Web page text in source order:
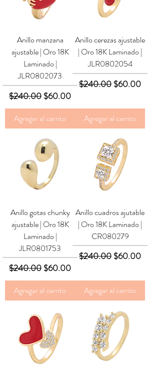
Anillo manzana
ajustable | Oro 18K
Laminado |
JLR0802073
Precio
$240.00 Precio de oferta
$60.00
Agregar al carrito
Anillo cerezas ajustable
| Oro 18K Laminado |
JLR0802054
Precio
$240.00 Precio de oferta
$60.00
Agregar al carrito
Anillo gotas chunky
ajustable | Oro 18K
Laminado |
JLR0801753
Precio
$240.00 Precio de oferta
$60.00
Agregar al carrito
Anillo cuadros ajutable
| Oro 18K Laminado |
CR080279
Precio
$240.00 Precio de oferta
$60.00
Agregar al carrito